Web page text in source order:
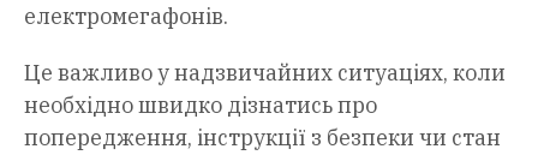
електромегафонів.
Це важливо у надзвичайних ситуаціях, коли
необхідно швидко дізнатись про
попередження, інструкції з безпеки чи стан